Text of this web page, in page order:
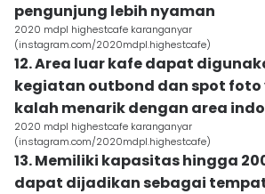
pengunjung lebih nyaman
2020 mdpl highestcafe karanganyar
(instagram.com/2020mdpl.highestcafe)
12. Area luar kafe dapat
kegiatan outbond dan spot
kalah menarik dengan area
2020 mdpl highestcafe karanganyar
(instagram.com/2020mdpl.highestcafe)
13. Memiliki kapasitas hingga
dapat dijadikan sebagai